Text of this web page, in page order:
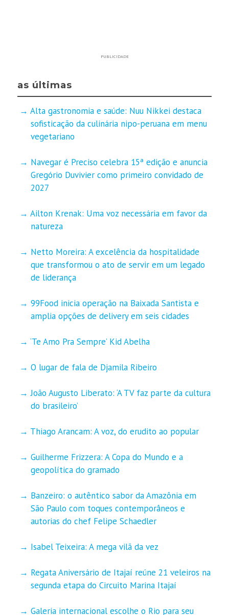
PUBLICIDADE
as últimas
Alta gastronomia e saúde: Nuu Nikkei destaca
sofisticação da culinária nipo-peruana em menu
vegetariano
Navegar é Preciso celebra 15ª edição e anuncia
Gregório Duvivier como primeiro convidado de
2027
Ailton Krenak: Uma voz necessária em favor da
natureza
Netto Moreira: A excelência da hospitalidade
que transformou o ato de servir em um legado
de liderança
99Food inicia operação na Baixada Santista e
amplia opções de delivery em seis cidades
‘Te Amo Pra Sempre’ Kid Abelha
O lugar de fala de Djamila Ribeiro
João Augusto Liberato: ‘A TV faz parte da cultura
do brasileiro’
Thiago Arancam: A voz, do erudito ao popular
Guilherme Frizzera: A Copa do Mundo e a
geopolítica do gramado
Banzeiro: o autêntico sabor da Amazônia em
São Paulo com toques contemporâneos e
autorias do chef Felipe Schaedler
Isabel Teixeira: A mega vilã da vez
Regata Aniversário de Itajaí reúne 21 veleiros na
segunda etapa do Circuito Marina Itajaí
Galeria internacional escolhe o Rio para seu